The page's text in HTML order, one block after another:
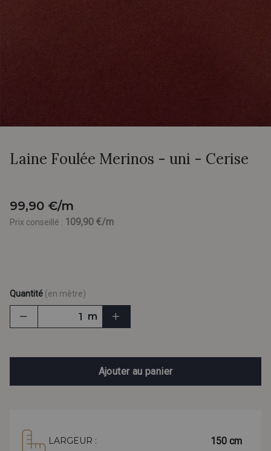
Laine Foulée Merinos - uni - Cerise
99,90 €/m
Prix conseillé : 109,90 €/m
Quantité (en mètre)
m
Ajouter au panier
LARGEUR : 150 cm